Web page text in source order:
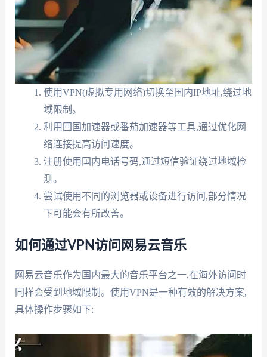
使用VPN(虚拟专用网络)切换至国内IP地址,绕过地
域限制。
利用回国加速器或番茄加速器等工具,通过优化网
络连接提高访问速度。
注册使用国内电话号码,通过短信验证绕过地域检
测。
尝试使用不同的浏览器或设备进行访问,部分情况
下可能会有所改善。
如何通过VPN访问网易云音乐
网易云音乐作为国内最大的音乐平台之一,在海外访问时
同样会受到地域限制。使用VPN是一种有效的解决方案,
具体操作步骤如下: